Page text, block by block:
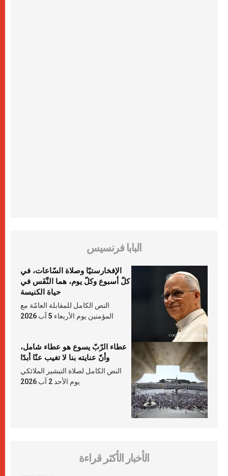
البابا فرنسيس
الإفخارستيّا وصلاة السّاعات، في
كلّ أسبوع وكلّ يوم، هما النَّفَس في
حياة الكنيسة
النص الكامل للمقابلة العامّة مع
المؤمنين يوم الأربعاء 5 آب 2026
عطاء الرّبّ يسوع هو عطاء شامل،
وأنّ عنايته بنا لا تغيب عنّا أبدًا
النص الكامل لصلاة التبشير الملائكي
يوم الأحد 2 آب 2026
الأخبار الأكثر قراءة